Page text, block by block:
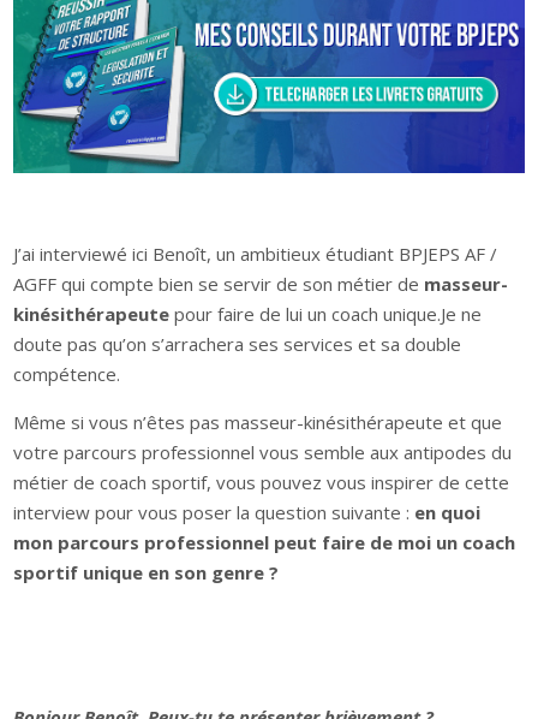
J’ai interviewé ici Benoît, un ambitieux étudiant BPJEPS AF /
AGFF qui compte bien se servir de son métier de masseur-
kinésithérapeute pour faire de lui un coach unique.Je ne
doute pas qu’on s’arrachera ses services et sa double
compétence.
Même si vous n’êtes pas masseur-kinésithérapeute et que
votre parcours professionnel vous semble aux antipodes du
métier de coach sportif, vous pouvez vous inspirer de cette
interview pour vous poser la question suivante : en quoi
mon parcours professionnel peut faire de moi un coach
sportif unique en son genre ?